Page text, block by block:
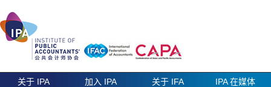
关于 IPA 加入 IPA 关于 IFA IPA 在媒体